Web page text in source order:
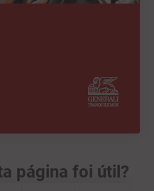
página foi útil?